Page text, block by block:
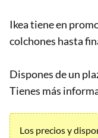
Ikea tiene en
colchones hasta
Dispones de un
Tienes más
Los precios y